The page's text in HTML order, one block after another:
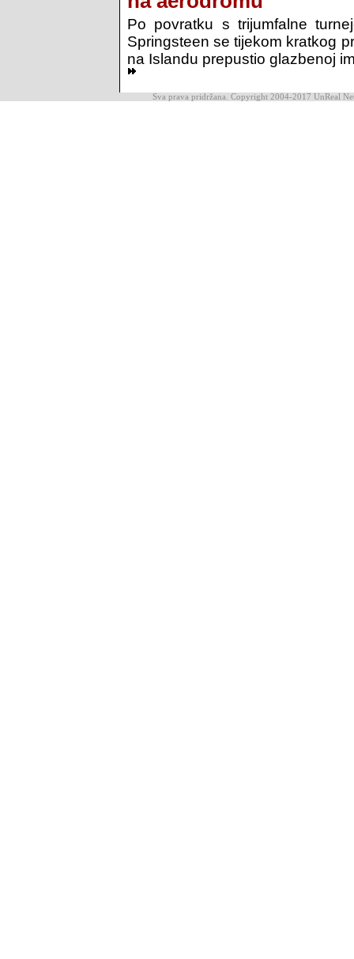
Po povratku s trijumfalne
Springsteen se tijekom kratkog
na Islandu prepustio glazbenoj
Sva prava pridržana. Copyright 2004-2017 UnReal